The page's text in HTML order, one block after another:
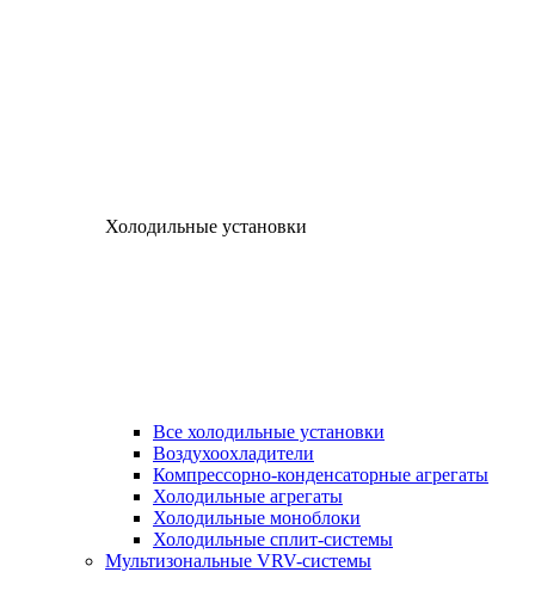
Холодильные установки
Все холодильные установки
Воздухоохладители
Компрессорно-конденсаторные агрегаты
Холодильные агрегаты
Холодильные моноблоки
Холодильные сплит-системы
Мультизональные VRV-системы